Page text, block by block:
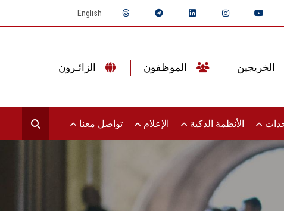
English
الأنظمة الذكية الإعلام تواصل معنا